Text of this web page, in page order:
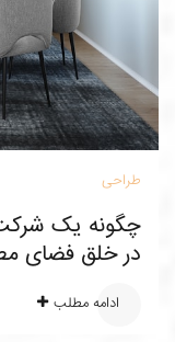
طراحی
چگونه یک
در خلق فضای
ادامه مطلب